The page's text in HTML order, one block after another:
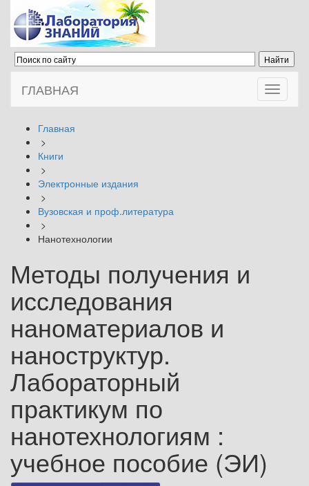
Toggle
ГЛАВНАЯ
Главная
>
Книги
>
Электронные издания
>
Вузовская и проф.литература
>
Нанотехнологии
Методы получения и
исследования
наноматериалов и
наноструктур.
Лабораторный
практикум по
нанотехнологиям :
учебное пособие (ЭИ)